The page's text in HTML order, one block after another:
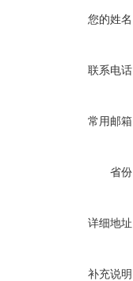
您的姓
联系电
常用邮
省
详细地
补充说